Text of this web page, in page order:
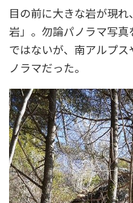
目の前に大きな岩が現
岩」。勿論パノラマ写
ではないが、南アルプ
ノラマだった。